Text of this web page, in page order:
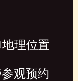
地理位置
参观预约